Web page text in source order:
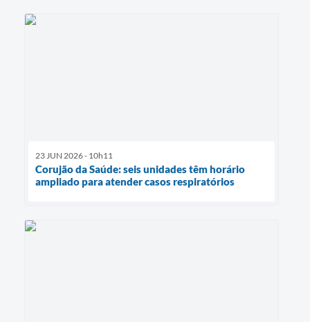
23 JUN 2026 - 10h11
Corujão da Saúde: seis unidades têm horário
ampliado para atender casos respiratórios